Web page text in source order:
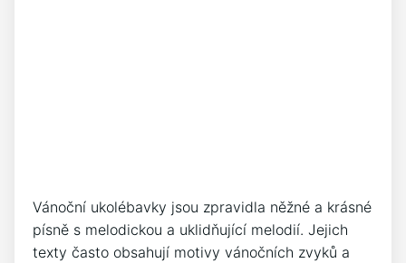
Vánoční ukolébavky jsou ⁣zpravidla ⁤něžné ‍a krásné
písně s melodickou a uklidňující​ melodií.⁤ Jejich
texty ⁢často obsahují ⁣motivy vánočních zvyků a